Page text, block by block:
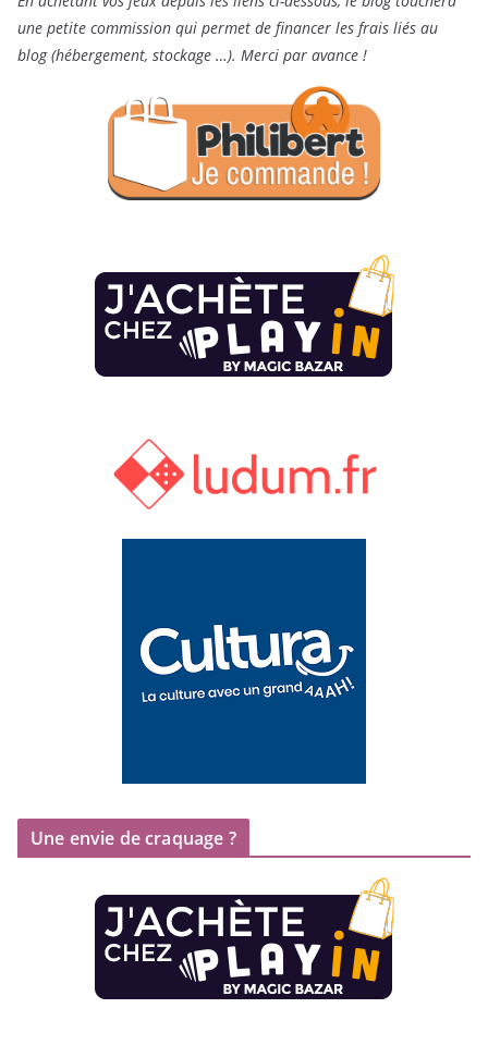
une petite commission qui permet de financer les frais liés au
blog (hébergement, stockage …). Merci par avance !
Une envie de craquage ?